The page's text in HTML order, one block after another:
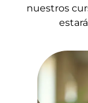
nuestros